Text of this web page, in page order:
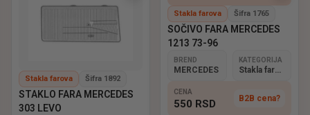
Stakla farova Šifra 1892
STAKLO FARA MERCEDES
303 LEVO
Stakla farova Šifra 1765
SOČIVO FARA MERCEDES
1213 73-96
BREND
MERCEDES
KATEGORIJA
Stakla farova
CENA
550 RSD B2B cena?